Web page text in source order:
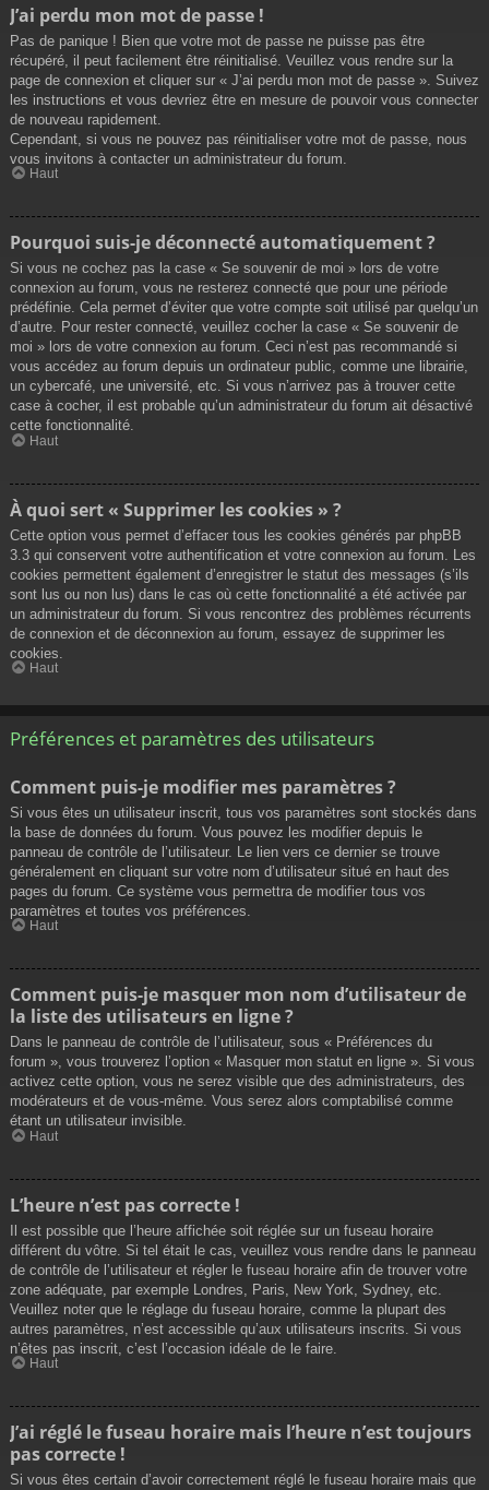
J’ai perdu mon mot de passe !
Pas de panique ! Bien que votre mot de passe ne puisse pas être
récupéré, il peut facilement être réinitialisé. Veuillez vous rendre sur la
page de connexion et cliquer sur « J’ai perdu mon mot de passe ». Suivez
les instructions et vous devriez être en mesure de pouvoir vous connecter
de nouveau rapidement.
Cependant, si vous ne pouvez pas réinitialiser votre mot de passe, nous
vous invitons à contacter un administrateur du forum.
Haut
Pourquoi suis-je déconnecté automatiquement ?
Si vous ne cochez pas la case « Se souvenir de moi » lors de votre
connexion au forum, vous ne resterez connecté que pour une période
prédéfinie. Cela permet d’éviter que votre compte soit utilisé par quelqu’un
d’autre. Pour rester connecté, veuillez cocher la case « Se souvenir de
moi » lors de votre connexion au forum. Ceci n’est pas recommandé si
vous accédez au forum depuis un ordinateur public, comme une librairie,
un cybercafé, une université, etc. Si vous n’arrivez pas à trouver cette
case à cocher, il est probable qu’un administrateur du forum ait désactivé
cette fonctionnalité.
Haut
À quoi sert « Supprimer les cookies » ?
Cette option vous permet d’effacer tous les cookies générés par phpBB
3.3 qui conservent votre authentification et votre connexion au forum. Les
cookies permettent également d’enregistrer le statut des messages (s’ils
sont lus ou non lus) dans le cas où cette fonctionnalité a été activée par
un administrateur du forum. Si vous rencontrez des problèmes récurrents
de connexion et de déconnexion au forum, essayez de supprimer les
cookies.
Haut
Préférences et paramètres des utilisateurs
Comment puis-je modifier mes paramètres ?
Si vous êtes un utilisateur inscrit, tous vos paramètres sont stockés dans
la base de données du forum. Vous pouvez les modifier depuis le
panneau de contrôle de l’utilisateur. Le lien vers ce dernier se trouve
généralement en cliquant sur votre nom d’utilisateur situé en haut des
pages du forum. Ce système vous permettra de modifier tous vos
paramètres et toutes vos préférences.
Haut
Comment puis-je masquer mon nom d’utilisateur de
la liste des utilisateurs en ligne ?
Dans le panneau de contrôle de l’utilisateur, sous « Préférences du
forum », vous trouverez l’option « Masquer mon statut en ligne ». Si vous
activez cette option, vous ne serez visible que des administrateurs, des
modérateurs et de vous-même. Vous serez alors comptabilisé comme
étant un utilisateur invisible.
Haut
L’heure n’est pas correcte !
Il est possible que l’heure affichée soit réglée sur un fuseau horaire
différent du vôtre. Si tel était le cas, veuillez vous rendre dans le panneau
de contrôle de l’utilisateur et régler le fuseau horaire afin de trouver votre
zone adéquate, par exemple Londres, Paris, New York, Sydney, etc.
Veuillez noter que le réglage du fuseau horaire, comme la plupart des
autres paramètres, n’est accessible qu’aux utilisateurs inscrits. Si vous
n’êtes pas inscrit, c’est l’occasion idéale de le faire.
Haut
J’ai réglé le fuseau horaire mais l’heure n’est toujours
pas correcte !
Si vous êtes certain d’avoir correctement réglé le fuseau horaire mais que